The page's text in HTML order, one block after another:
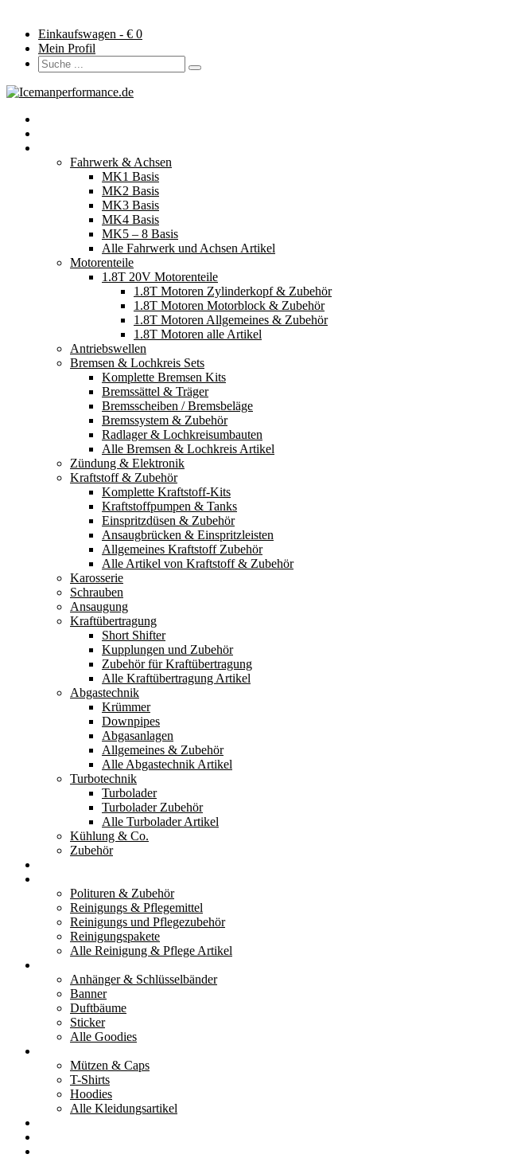
Einkaufswagen - € 0
Mein Profil
Fahrwerk & Achsen
MK1 Basis
MK2 Basis
MK3 Basis
MK4 Basis
MK5 – 8 Basis
Alle Fahrwerk und Achsen Artikel
Motorenteile
1.8T 20V Motorenteile
1.8T Motoren Zylinderkopf & Zubehör
1.8T Motoren Motorblock & Zubehör
1.8T Motoren Allgemeines & Zubehör
1.8T Motoren alle Artikel
Antriebswellen
Bremsen & Lochkreis Sets
Komplette Bremsen Kits
Bremssättel & Träger
Bremsscheiben / Bremsbeläge
Bremssystem & Zubehör
Radlager & Lochkreisumbauten
Alle Bremsen & Lochkreis Artikel
Zündung & Elektronik
Kraftstoff & Zubehör
Komplette Kraftstoff-Kits
Kraftstoffpumpen & Tanks
Einspritzdüsen & Zubehör
Ansaugbrücken & Einspritzleisten
Allgemeines Kraftstoff Zubehör
Alle Artikel von Kraftstoff & Zubehör
Karosserie
Schrauben
Ansaugung
Kraftübertragung
Short Shifter
Kupplungen und Zubehör
Zubehör für Kraftübertragung
Alle Kraftübertragung Artikel
Abgastechnik
Krümmer
Downpipes
Abgasanlagen
Allgemeines & Zubehör
Alle Abgastechnik Artikel
Turbotechnik
Turbolader
Turbolader Zubehör
Alle Turbolader Artikel
Kühlung & Co.
Zubehör
Polituren & Zubehör
Reinigungs & Pflegemittel
Reinigungs und Pflegezubehör
Reinigungspakete
Alle Reinigung & Pflege Artikel
Anhänger & Schlüsselbänder
Banner
Duftbäume
Sticker
Alle Goodies
Mützen & Caps
T-Shirts
Hoodies
Alle Kleidungsartikel